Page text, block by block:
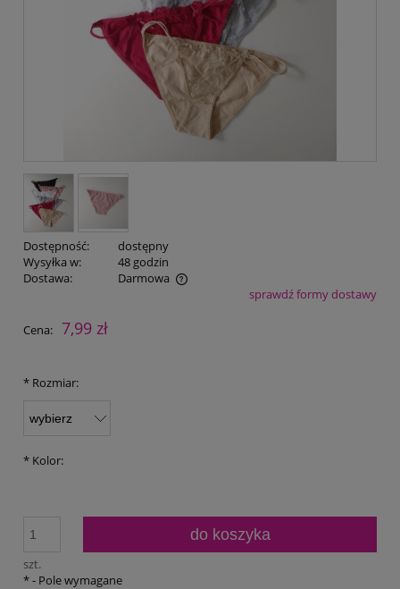
Dostępność:
dostępny
Wysyłka w:
48 godzin
Dostawa:
Darmowa
Cena nie zawiera ewentualnych kosztów płatnościsprawdź formy dostawy
Cena: 7,99 zł
* Rozmiar:
* Kolor:
szt.
do koszyka
*- Pole wymagane